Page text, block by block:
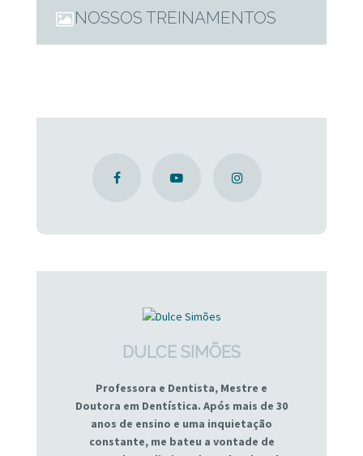
NOSSOS TREINAMENTOS
DULCE SIMÕES
Professora e Dentista, Mestre e
Doutora em Dentística. Após mais de 30
anos de ensino e uma inquietação
constante, me bateu a vontade de